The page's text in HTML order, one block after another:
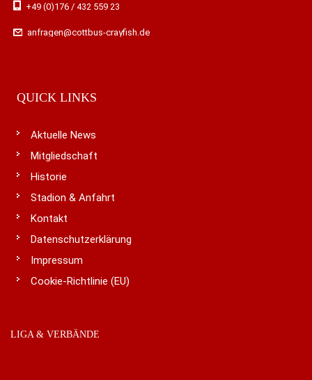
+49 (0)176 / 432 559 23
anfragen@cottbus-crayfish.de
QUICK LINKS
Aktuelle News
Mitgliedschaft
Historie
Stadion & Anfahrt
Kontakt
Datenschutzerklärung
Impressum
Cookie-Richtlinie (EU)
LIGA & VERBÄNDE